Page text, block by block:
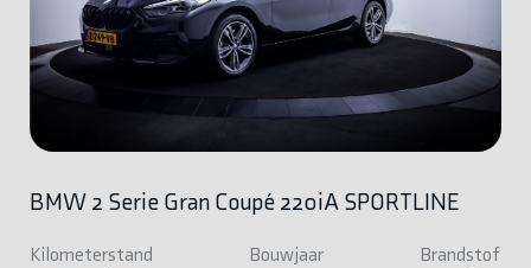
BMW 2 Serie Gran Coupé 220iA SPORTLINE
Kilometerstand Bouwjaar Brandstof